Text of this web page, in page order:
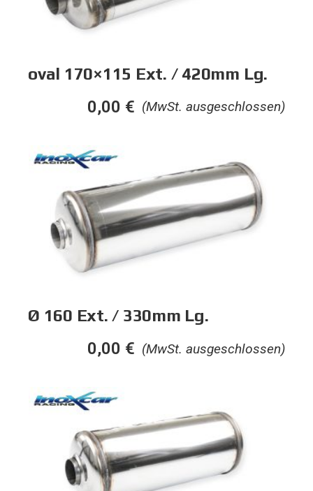
oval 170×115 Ext. / 420mm Lg.
(MwSt. ausgeschlossen)
0,00 €
Ø 160 Ext. / 330mm Lg.
(MwSt. ausgeschlossen)
0,00 €